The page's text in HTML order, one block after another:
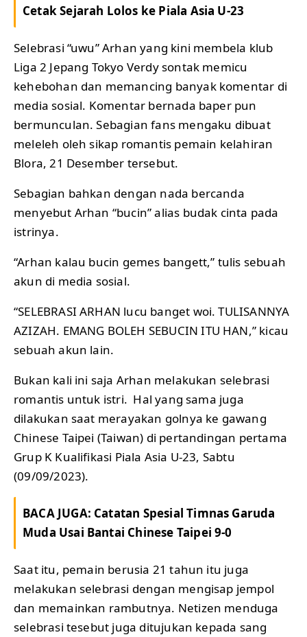
Cetak Sejarah Lolos ke Piala Asia U-23
Selebrasi “uwu” Arhan yang kini membela klub
Liga 2 Jepang Tokyo Verdy sontak memicu
kehebohan dan memancing banyak komentar di
media sosial. Komentar bernada baper pun
bermunculan. Sebagian fans mengaku dibuat
meleleh oleh sikap romantis pemain kelahiran
Blora, 21 Desember tersebut.
Sebagian bahkan dengan nada bercanda
menyebut Arhan “bucin” alias budak cinta pada
istrinya.
“Arhan kalau bucin gemes bangett,” tulis sebuah
akun di media sosial.
“SELEBRASI ARHAN lucu banget woi. TULISANNYA
AZIZAH. EMANG BOLEH SEBUCIN ITU HAN,” kicau
sebuah akun lain.
Bukan kali ini saja Arhan melakukan selebrasi
romantis untuk istri. Hal yang sama juga
dilakukan saat merayakan golnya ke gawang
Chinese Taipei (Taiwan) di pertandingan pertama
Grup K Kualifikasi Piala Asia U-23, Sabtu
(09/09/2023).
BACA JUGA: Catatan Spesial Timnas Garuda
Muda Usai Bantai Chinese Taipei 9-0
Saat itu, pemain berusia 21 tahun itu juga
melakukan selebrasi dengan mengisap jempol
dan memainkan rambutnya. Netizen menduga
selebrasi tesebut juga ditujukan kepada sang